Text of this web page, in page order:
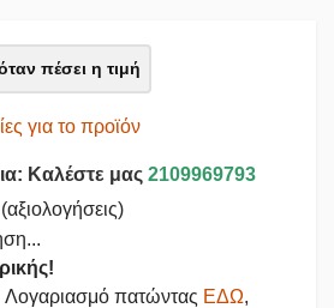
πέσει η τιμή
για το προϊόν
Καλέστε μας 2109969793
πατώντας ΕΔΩ,